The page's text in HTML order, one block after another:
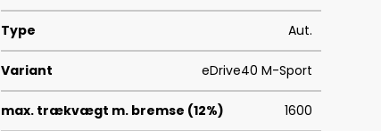
Type Aut.
Variant eDrive40 M-Sport
max. trækvægt m. bremse (12%) 1600